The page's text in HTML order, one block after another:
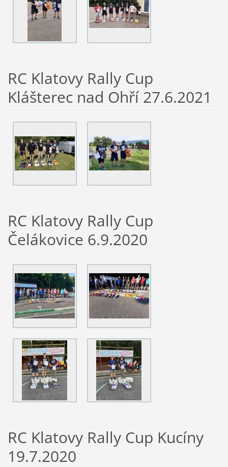
RC Klatovy Rally Cup
Klášterec nad Ohří 27.6.2021
RC Klatovy Rally Cup
Čelákovice 6.9.2020
RC Klatovy Rally Cup Kucíny
19.7.2020